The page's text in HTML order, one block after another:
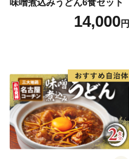
14,000円